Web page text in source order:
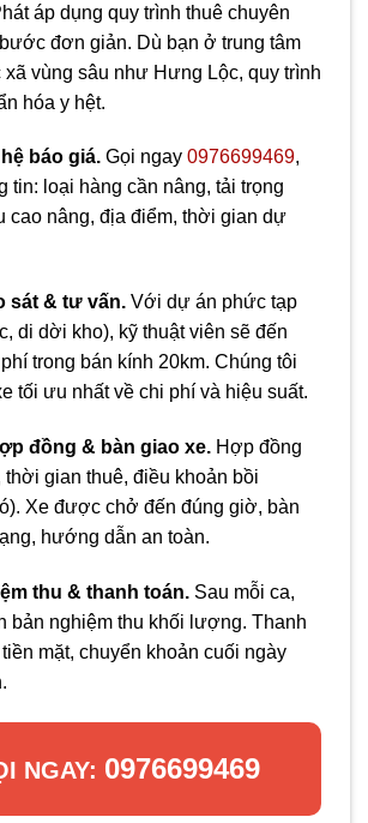
áp dụng quy trình thuê chuyên
đơn giản. Dù bạn ở trung tâm
xã vùng sâu như Hưng Lộc, quy trình
hóa y hệt.
báo giá. Gọi ngay 0976699469,
tin: loại hàng cần nâng, tải trọng
cao nâng, địa điểm, thời gian dự
sát & tư vấn. Với dự án phức tạp
di dời kho), kỹ thuật viên sẽ đến
trong bán kính 20km. Chúng tôi
tối ưu nhất về chi phí và hiệu suất.
đồng & bàn giao xe. Hợp đồng
gian thuê, điều khoản bồi
Xe được chở đến đúng giờ, bàn
hướng dẫn an toàn.
thu & thanh toán. Sau mỗi ca,
bản nghiệm thu khối lượng. Thanh
mặt, chuyển khoản cuối ngày
NGAY: 0976699469